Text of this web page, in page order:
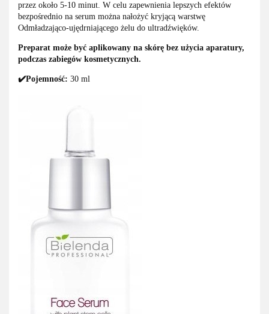
przez około 5-10 minut. W celu zapewnienia lepszych efektów
bezpośrednio na serum można nałożyć kryjącą warstwę
Odmładzająco-ujędrniającego żelu do ultradźwięków.
Preparat może być aplikowany na skórę bez użycia aparatury,
podczas zabiegów kosmetycznych.
✔️Pojemność: 30 ml